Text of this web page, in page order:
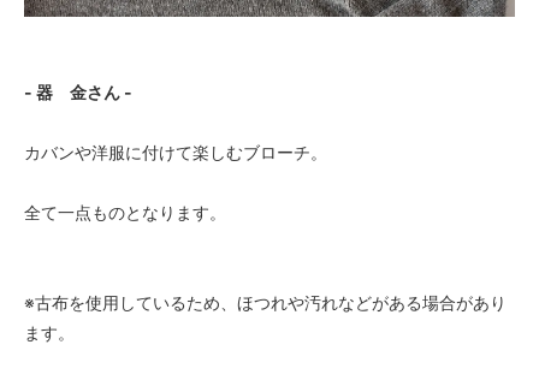
- 器 金さん -
カバンや洋服に付けて楽しむブローチ。
全て一点ものとなります。
※古布を使用しているため、ほつれや汚れなどがある場合があり
ます。